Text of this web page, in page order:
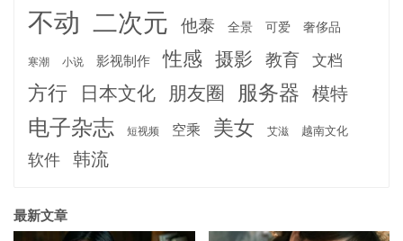
不动 二次元 他泰 全景 可爱 奢侈品
寒潮 小说 影视制作 性感 摄影 教育 文档
方行 日本文化 朋友圈 服务器 模特
电子杂志 短视频 空乘 美女 艾滋 越南文化
软件 韩流
最新文章